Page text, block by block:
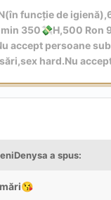
funcție de
350💸H,500 Ron
accept persoane
hard.Nu
a spus:
😘